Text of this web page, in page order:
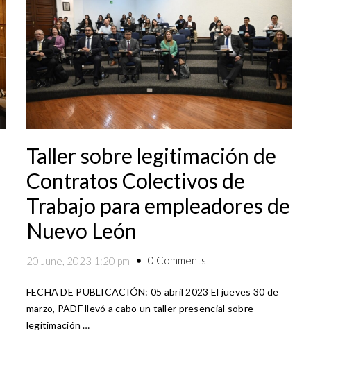
Taller sobre legitimación de
Contratos Colectivos de
Trabajo para empleadores de
Nuevo León
20 June, 2023 1:20 pm 0 Comments
FECHA DE PUBLICACIÓN: 05 abril 2023 El jueves 30 de
marzo, PADF llevó a cabo un taller presencial sobre
legitimación …